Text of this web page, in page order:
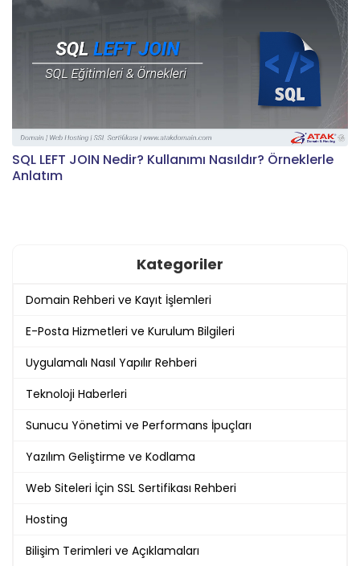
SQL LEFT JOIN Nedir? Kullanımı Nasıldır? Örneklerle
Anlatım
Kategoriler
Domain Rehberi ve Kayıt İşlemleri
E-Posta Hizmetleri ve Kurulum Bilgileri
Uygulamalı Nasıl Yapılır Rehberi
Teknoloji Haberleri
Sunucu Yönetimi ve Performans İpuçları
Yazılım Geliştirme ve Kodlama
Web Siteleri İçin SSL Sertifikası Rehberi
Hosting
Bilişim Terimleri ve Açıklamaları